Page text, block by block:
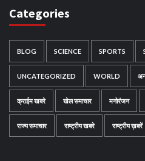
Categories
BLOG SCIENCE SPORTS
UNCATEGORIZED WORLD
क्राईम खबरे खेल समाचार मनोरंजन
राज्य समाचार राष्ट्रीय खबरे राष्ट्रीय ख़बरें